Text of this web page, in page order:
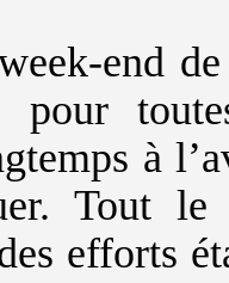
end
pour
à
Tout
efforts